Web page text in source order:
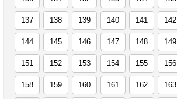
137 138 139 140 141 142
144 145 146 147 148 149
151 152 153 154 155 156
158 159 160 161 162 163